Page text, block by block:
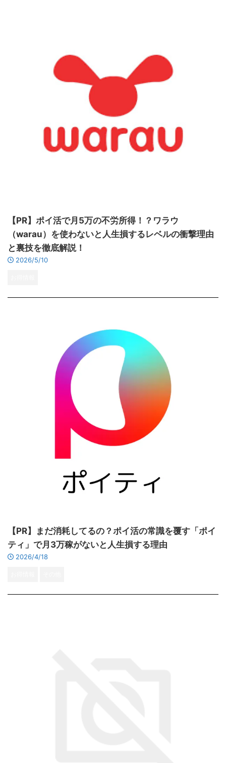
【PR】ポイ活で月5万の不労所得！？ワラウ
（warau）を使わないと人生損するレベルの衝撃理由
と裏技を徹底解説！
2026/5/10
【PR】まだ消耗してるの？ポイ活の常識を覆す「ポイ
ティ」で月3万稼がないと人生損する理由
2026/4/18